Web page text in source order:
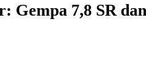
Gempa 7,8 SR